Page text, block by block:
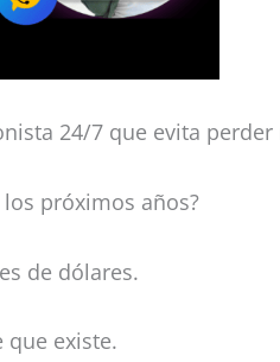
24/7 que evita perder
próximos años?
de dólares.
que existe.